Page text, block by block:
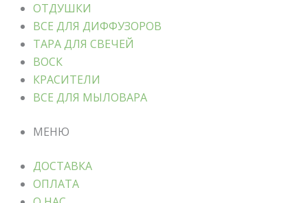
ОТДУШКИ
ВСЕ ДЛЯ ДИФФУЗОРОВ
ТАРА ДЛЯ СВЕЧЕЙ
ВОСК
КРАСИТЕЛИ
ВСЕ ДЛЯ МЫЛОВАРА
МЕНЮ
ДОСТАВКА
ОПЛАТА